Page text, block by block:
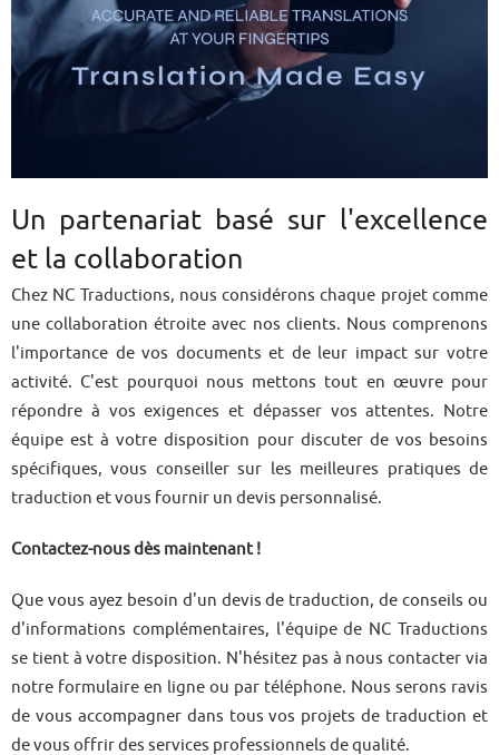
Un partenariat basé sur l'excellence
et la collaboration
Chez NC Traductions, nous considérons chaque projet comme
une collaboration étroite avec nos clients. Nous comprenons
l'importance de vos documents et de leur impact sur votre
activité. C'est pourquoi nous mettons tout en œuvre pour
répondre à vos exigences et dépasser vos attentes. Notre
équipe est à votre disposition pour discuter de vos besoins
spécifiques, vous conseiller sur les meilleures pratiques de
traduction et vous fournir un devis personnalisé.
Contactez-nous dès maintenant !
Que vous ayez besoin d'un devis de traduction, de conseils ou
d'informations complémentaires, l'équipe de NC Traductions
se tient à votre disposition. N'hésitez pas à nous contacter via
notre formulaire en ligne ou par téléphone. Nous serons ravis
de vous accompagner dans tous vos projets de traduction et
de vous offrir des services professionnels de qualité.